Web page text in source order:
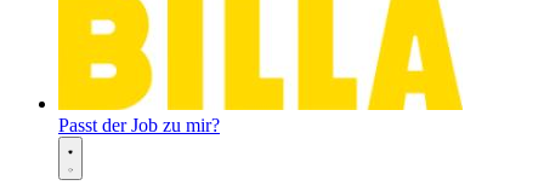
Passt der Job zu mir?